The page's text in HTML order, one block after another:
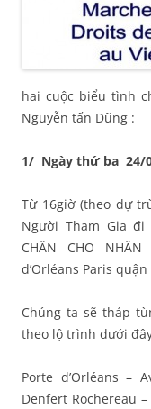
hai cuộc biểu tình
Nguyễn tấn Dũng :
1/ Ngày thứ ba 24/
Từ 16giờ (theo dự
Người Tham Gia đi
CHÂN CHO NHÂN
d’Orléans Paris quận
Chúng ta sẽ tháp
theo lộ trình dưới
Porte d’Orléans –
Denfert Rochereau